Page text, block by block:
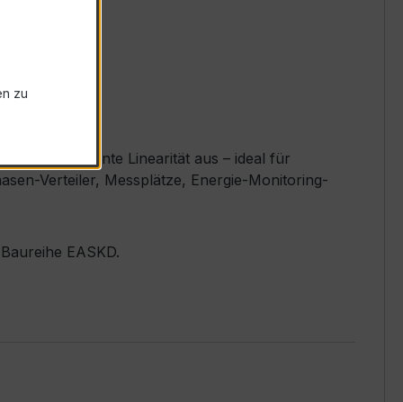
und exzellente Linearität aus – ideal für
Verteiler, Messplätze, Energie-Monitoring-
EASKD.
zu